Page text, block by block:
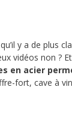
y a de plus
vidéos non ?
en acier
fort, cave à